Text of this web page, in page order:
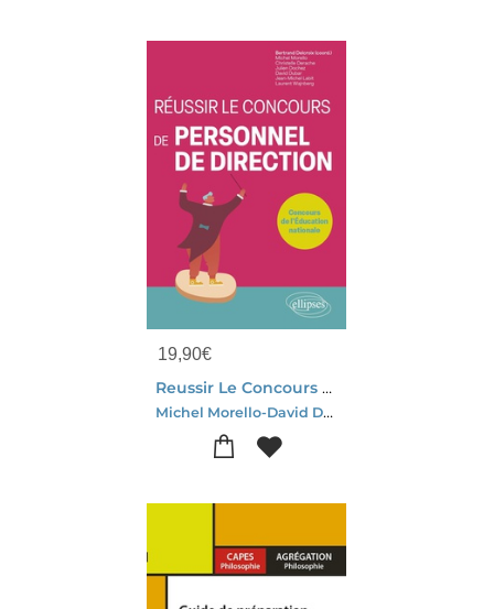
19,90€
Reussir Le Concours De Personnel De Direction : Concours De L'education Nationale ; College Et Lycee
Michel Morello-David Dubar-Laurent Wajnberg-Christelle Derache-Julien Dochez-Jean-michel Labit-Delcroi